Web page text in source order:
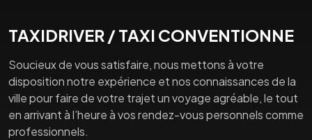
TAXIDRIVER / TAXI CONVENTIONNE
Soucieux de vous satisfaire, nous mettons à votre
disposition notre expérience et nos connaissances de la
ville pour faire de votre trajet un voyage agréable, le tout
en arrivant à l’heure à vos rendez-vous personnels comme
professionnels.